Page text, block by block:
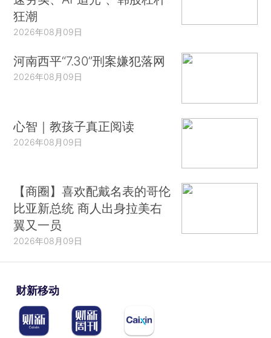
狂潮
2026年08月09日
河南西平“7.30”刑案嫌犯落网
2026年08月09日
心智｜教孩子真正阅读
2026年08月09日
【商圈】喜欢配戴名表的哥伦
比亚新总统 商人出身拉美右
翼又一员
2026年08月09日
财新移动